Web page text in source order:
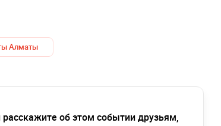
Алматы
расскажите об этом событии друзьям,